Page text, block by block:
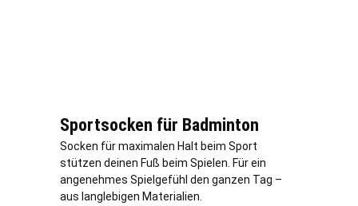
Sportsocken für Badminton
Socken für maximalen Halt beim Sport
stützen deinen Fuß beim Spielen. Für ein
angenehmes Spielgefühl den ganzen Tag –
aus langlebigen Materialien.